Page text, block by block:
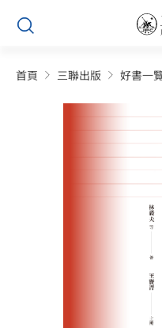
Skip
content
首頁 三聯出版 好書一